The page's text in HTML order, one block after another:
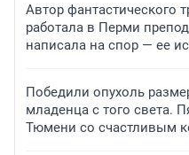
Автор фантастического
работала в Перми
написала на спор — ее
Победили опухоль
младенца с того света.
Тюмени со счастливым